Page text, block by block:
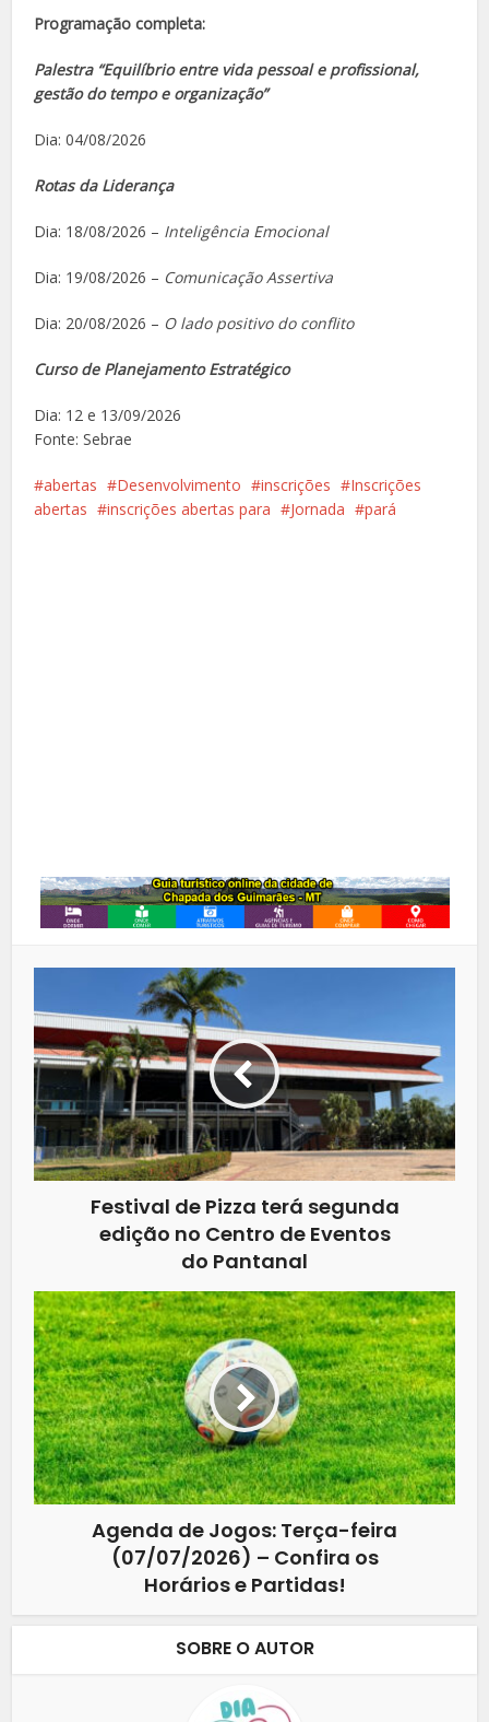
Programação completa:
Palestra “Equilíbrio entre vida pessoal e profissional,
gestão do tempo e organização”
Dia: 04/08/2026
Rotas da Liderança
Dia: 18/08/2026 – Inteligência Emocional
Dia: 19/08/2026 – Comunicação Assertiva
Dia: 20/08/2026 – O lado positivo do conflito
Curso de Planejamento Estratégico
Dia: 12 e 13/09/2026
Fonte: Sebrae
abertas Desenvolvimento inscrições
Inscrições
abertas
inscrições abertas para Jornada pará
Festival de Pizza terá segunda
edição no Centro de Eventos
do Pantanal
Agenda de Jogos: Terça-feira
(07/07/2026) – Confira os
Horários e Partidas!
SOBRE O AUTOR